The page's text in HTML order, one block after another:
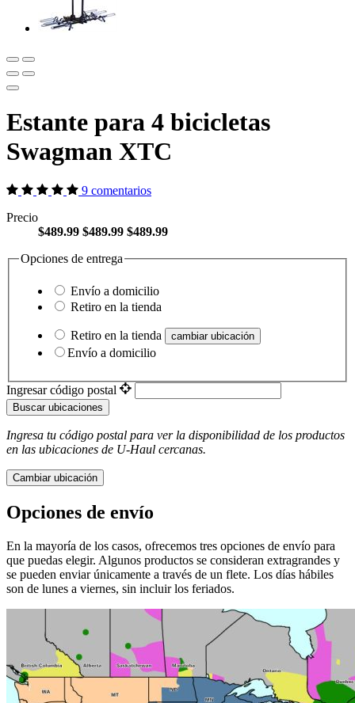
Estante para 4 bicicletas
Swagman XTC
9 comentarios
Precio
$489.99 $489.99 $489.99
Opciones de entrega
Envío a domicilio
Retiro en la tienda
Retiro en la tienda cambiar ubicación
Envío a domicilio
Ingresar código postal
Buscar ubicaciones
Ingresa tu código postal para ver la disponibilidad de los productos
en las ubicaciones de U-Haul ​​​​​​​ cercanas.
Cambiar ubicación
Opciones de envío
En la mayoría de los casos, ofrecemos tres opciones de envío para
que puedas elegir. Algunos productos se consideran extragrandes y
se pueden enviar únicamente a través de un flete. Los días hábiles
son de lunes a viernes, sin incluir los feriados.